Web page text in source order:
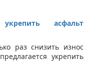
асфальт
раз снизить износ
укрепить